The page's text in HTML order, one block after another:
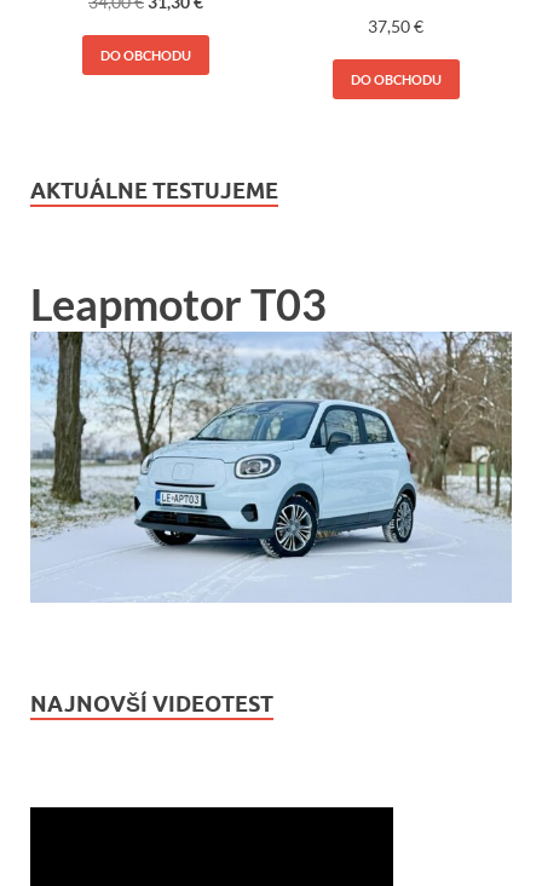
DO OBCHODU
37,50€
DO OBCHODU
AKTUÁLNE TESTUJEME
Leapmotor T03
NAJNOVŠÍ VIDEOTEST